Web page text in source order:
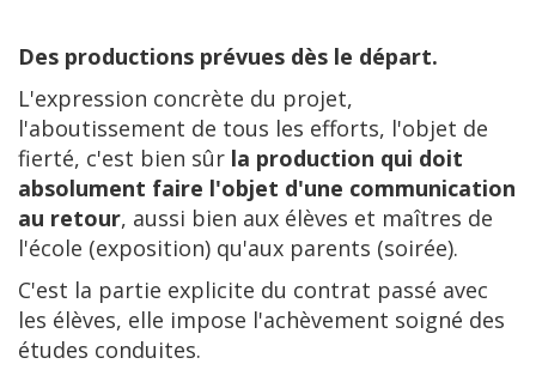
Des productions prévues dès le départ.
L'expression concrète du projet,
l'aboutissement de tous les efforts, l'objet de
fierté, c'est bien sûr la production qui doit
absolument faire l'objet d'une communication
au retour, aussi bien aux élèves et maîtres de
l'école (exposition) qu'aux parents (soirée).
C'est la partie explicite du contrat passé avec
les élèves, elle impose l'achèvement soigné des
études conduites.